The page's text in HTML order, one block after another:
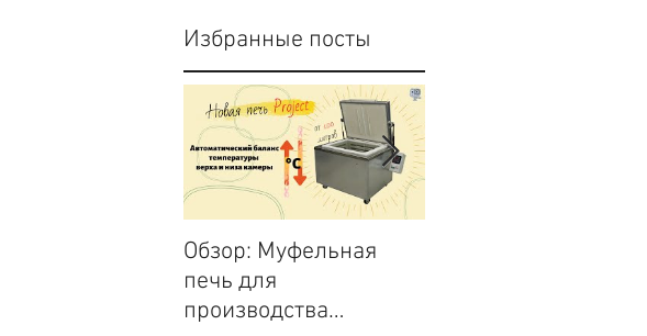
Избранные посты
Обзор: Муфельная
печь для
производства